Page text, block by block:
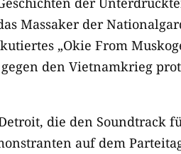
Massaker der
„Okie From
gegen den Vietnamkrieg
die den Soundtrack
auf dem